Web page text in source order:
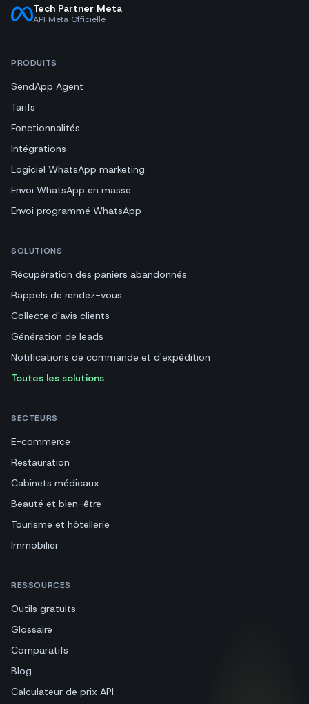
Tech Partner Meta
API Meta Officielle
PRODUITS
SendApp Agent
Tarifs
Fonctionnalités
Intégrations
Logiciel WhatsApp marketing
Envoi WhatsApp en masse
Envoi programmé WhatsApp
SOLUTIONS
Récupération des paniers abandonnés
Rappels de rendez-vous
Collecte d'avis clients
Génération de leads
Notifications de commande et d'expédition
Toutes les solutions
SECTEURS
E-commerce
Restauration
Cabinets médicaux
Beauté et bien-être
Tourisme et hôtellerie
Immobilier
RESSOURCES
Outils gratuits
Glossaire
Comparatifs
Blog
Calculateur de prix API